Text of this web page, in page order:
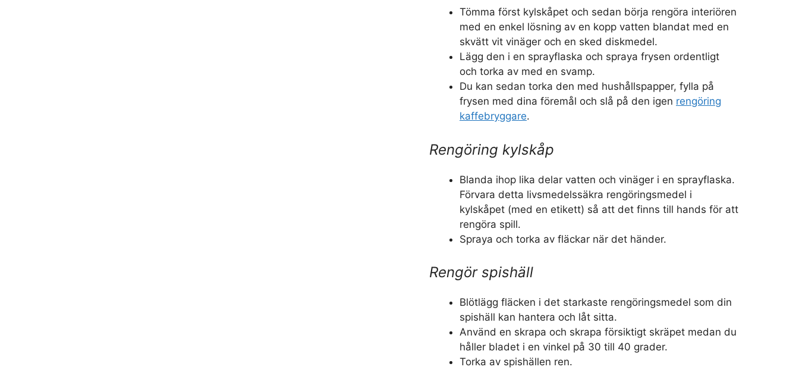
Tömma först kylskåpet och sedan börja rengöra interiören
med en enkel lösning av en kopp vatten blandat med en
skvätt vit vinäger och en sked diskmedel.
Lägg den i en sprayflaska och spraya frysen ordentligt
och torka av med en svamp.
Du kan sedan torka den med hushållspapper, fylla på
frysen med dina föremål och slå på den igen rengöring
kaffebryggare.
Rengöring kylskåp
Blanda ihop lika delar vatten och vinäger i en sprayflaska.
Förvara detta livsmedelssäkra rengöringsmedel i
kylskåpet (med en etikett) så att det finns till hands för att
rengöra spill.
Spraya och torka av fläckar när det händer.
Rengör spishäll
Blötlägg fläcken i det starkaste rengöringsmedel som din
spishäll kan hantera och låt sitta.
Använd en skrapa och skrapa försiktigt skräpet medan du
håller bladet i en vinkel på 30 till 40 grader.
Torka av spishällen ren.